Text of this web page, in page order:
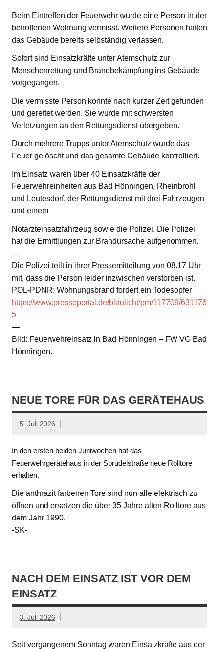
Beim Eintreffen der Feuerwehr wurde eine Person in der
betroffenen Wohnung vermisst. Weitere Personen hatten
das Gebäude bereits selbständig verlassen.
Sofort sind Einsatzkräfte unter Atemschutz zur
Menschenrettung und Brandbekämpfung ins Gebäude
vorgegangen.
Die vermisste Person konnte nach kurzer Zeit gefunden
und gerettet werden. Sie wurde mit schwersten
Verletzungen an den Rettungsdienst übergeben.
Durch mehrere Trupps unter Atemschutz wurde das
Feuer gelöscht und das gesamte Gebäude kontrolliert.
Im Einsatz waren über 40 Einsatzkräfte der
Feuerwehreinheiten aus Bad Hönningen, Rheinbrohl
und Leutesdorf, der Rettungsdienst mit drei Fahrzeugen
und einem
Notarzteinsatzfahrzeug sowie die Polizei. Die Polizei
hat die Ermittlungen zur Brandursache aufgenommen.
—
Die Polizei teilt in ihrer Pressemitteilung von 08.17 Uhr
mit, dass die Person leider inzwischen verstorben ist.
POL-PDNR: Wohnungsbrand fordert ein Todesopfer
https://www.presseportal.de/blaulicht/pm/117709/631176
5
—
Bild: Feuerwehreinsatz in Bad Hönningen – FW VG Bad
Hönningen.
NEUE TORE FÜR DAS GERÄTEHAUS
5. Juli 2026
In den ersten beiden Juniwochen hat das
Feuerwehrgerätehaus in der Sprudelstraße neue Rolltore
erhalten.
Die anthrazit farbenen Tore sind nun alle elektrisch zu
öffnen und ersetzen die über 35 Jahre alten Rolltore aus
dem Jahr 1990.
-SK-
NACH DEM EINSATZ IST VOR DEM
EINSATZ
3. Juli 2026
Seit vergangenem Sonntag waren Einsatzkräfte aus der